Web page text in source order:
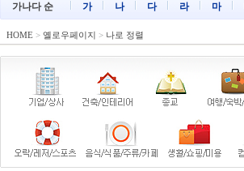
가나다 순 가 나 다 라 마
HOME > 옐로우페이지 > 나로 정렬